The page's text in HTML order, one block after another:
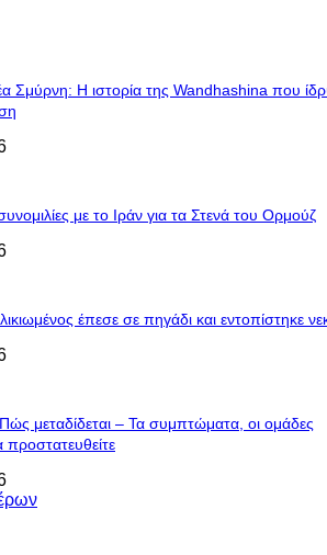
Σμύρνη: Η ιστορία της Wandhashina που
με το Ιράν για τα Στενά του Ορμούζ
έπεσε σε πηγάδι και εντοπίστηκε
Πώς μεταδίδεται – Τα συμπτώματα, οι ομάδες